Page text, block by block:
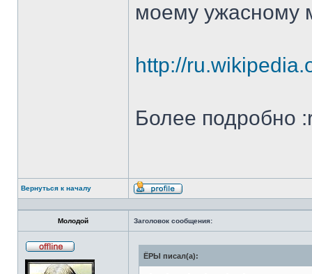
моему ужасному
http://
Более подробно
Вернуться к началу
Профиль
Молодой Заголовок сообщения:
в
сети
ЁРЫ писал(а):